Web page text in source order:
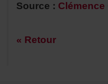
Source:
«Retour